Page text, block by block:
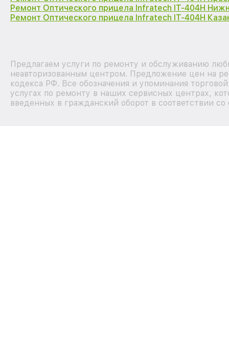
Ремонт Оптического прицела Infratech IT-404H
Ремонт Оптического прицела Infratech IT-404H
Предлагаем услуги по ремонту и обслуживанию
неавторизованным центром. Предложение цен на
кодекса РФ. Все обозначения и упоминания
услугах по ремонту в наших сервисных центрах,
введенных в гражданский оборот в соответствии